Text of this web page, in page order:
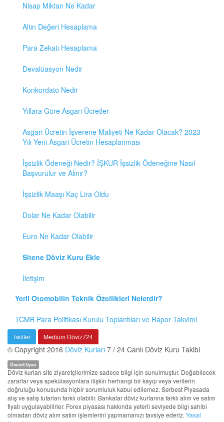
Nisap Miktarı Ne Kadar
Altın Değeri Hesaplama
Para Zekatı Hesaplama
Devalüasyon Nedir
Konkordato Nedir
Yıllara Göre Asgari Ücretler
Asgari Ücretin İşverene Maliyeti Ne Kadar Olacak? 2023
Yılı Yeni Asgari Ücretin Hesaplanması
İşsizlik Ödeneği Nedir? İŞKUR İşsizlik Ödeneğine Nasıl
Başvurulur ve Alınır?
İşsizlik Maaşı Kaç Lira Oldu
Dolar Ne Kadar Olabilir
Euro Ne Kadar Olabilir
Sitene Döviz Kuru Ekle
İletişim
Yerli Otomobilin Teknik Özellikleri Nelerdir?
TCMB Para Politikası Kurulu Toplantıları ve Rapor Takvimi
Twitter Medium Döviz724
© Copyright 2016 Döviz Kurları 7 / 24 Canlı Döviz Kuru Takibi
Önemli Uyarı
Döviz kurları site ziyaretçilerimize sadece bilgi için sunulmuştur. Doğabilecek
zararlar veya spekülasyonlara ilişkin herhangi bir kayıp veya verilerin
doğruluğu konusunda hiçbir sorumluluk kabul edilemez. Serbest Piyasada
alış ve satış tutarları farklı olabilir. Bankalar döviz kurlarına farklı alım ve satım
fiyatı uygulayabilirler. Forex piyasası hakkında yeterli seviyede bilgi sahibi
olmadan döviz alım satım işlemlerini yapmamanızı tavsiye ederiz. Yasal